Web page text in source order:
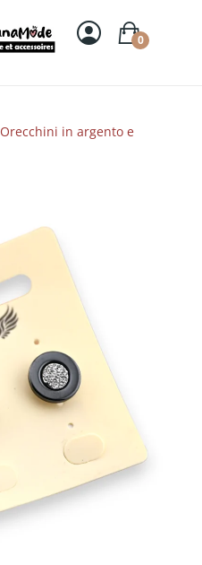
0
Orecchini in argento e